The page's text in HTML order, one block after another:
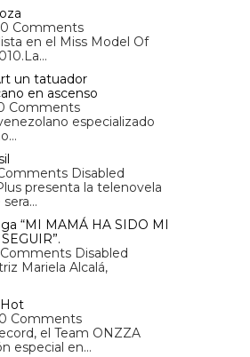
0 Comments
en el Miss Model Of
un tatuador
en ascenso
Comments
especializado
Disabled
presenta la telenovela
sera…
“MI MAMÁ HA SIDO MI
Disabled
Mariela Alcalá,
Hot
0 Comments
el Team ONZZA
especial en…